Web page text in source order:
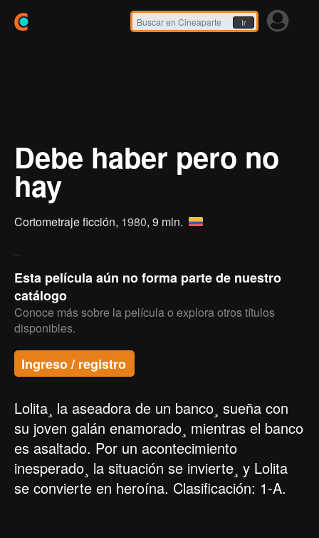
Ir
Debe haber pero no
hay
Cortometraje ficción, 1980, 9 min.
Esta película aún no forma parte de nuestro
catálogo
Conoce más sobre la película o explora otros títulos
disponibles.
Ingreso / registro
Lolita¸ la aseadora de un banco¸ sueña con
su joven galán enamorado¸ mientras el banco
es asaltado. Por un acontecimiento
inesperado¸ la situación se invierte¸ y Lolita
se convierte en heroína. Clasificación: 1-A.